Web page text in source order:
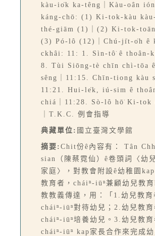
kàu-io̍k ka-têng｜Kàu-oân
káng-chō: (1) Ki-tok-kàu
thé-giām (1)｜(2) Ki-tok-toān
(3) Pó-lô (12)｜Chú-ji̍t-o̍h ê
ckhâi: 11: 1. Sìn-tô͘ ê thoân-
8. Tùi Siōng-tè chīn chì-tōa
sêng｜11:15. Chīn-tiong kàu
11:21. Hui-le̍k, iú-sim ê
chiá｜11:28. Sò-lô hō͘ Ki-tok
｜T.K.C. 例會指導
典藏單位: 國立臺灣文學館
摘要: Chit份ê內容有： Tân
sian（陳蔡霓仙）ê卷頭詞〈幼
家庭〉，對教會附設ê幼稚園
教育者，cháiⁿ-iūⁿ兼顧幼兒教
教教義傳達，用：「1.幼兒教
cháiⁿ-iūⁿ對待幼兒；2.幼兒教育
cháiⁿ-iūⁿ培養幼兒。3.幼兒教育
cháiⁿ-iūⁿ kap家長合作來完成幼